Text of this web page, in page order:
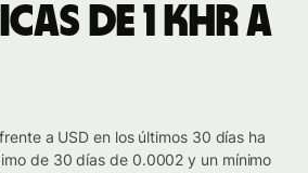
de 1 KHR a
a USD en los últimos 30 días ha
de 30 días de 0.0002 y un mínimo